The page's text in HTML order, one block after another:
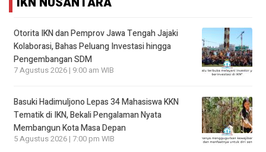
Otorita IKN dan Pemprov Jawa Tengah Jajaki
Kolaborasi, Bahas Peluang Investasi hingga
Pengembangan SDM
7 Agustus 2026 | 9:00 am WIB
Basuki Hadimuljono Lepas 34 Mahasiswa KKN
Tematik di IKN, Bekali Pengalaman Nyata
Membangun Kota Masa Depan
5 Agustus 2026 | 7:00 pm WIB